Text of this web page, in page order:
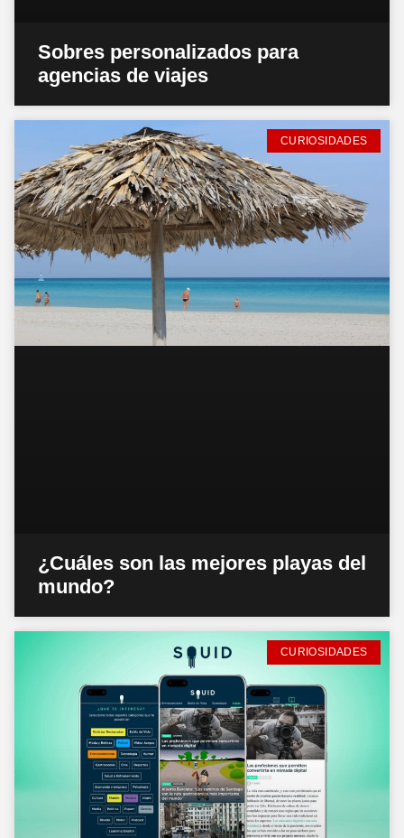
Sobres personalizados para
agencias de viajes
CURIOSIDADES
¿Cuáles son las mejores playas del
mundo?
CURIOSIDADES